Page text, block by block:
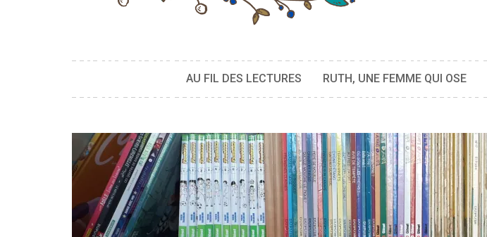
AU FIL DES LECTURES RUTH, UNE FEMME QUI OSE